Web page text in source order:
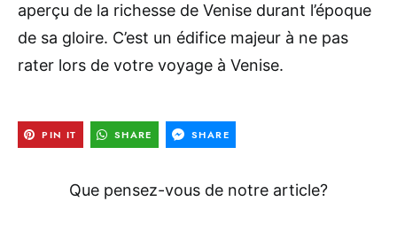
aperçu de la richesse de Venise durant l’époque
de sa gloire. C’est un édifice majeur à ne pas
rater lors de votre voyage à Venise.
PIN IT SHARE SHARE
Que pensez-vous de notre article?